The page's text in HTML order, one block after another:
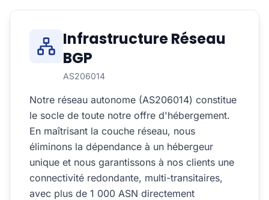
Infrastructure Réseau
BGP
AS206014
Notre réseau autonome (AS206014) constitue
le socle de toute notre offre d'hébergement.
En maîtrisant la couche réseau, nous
éliminons la dépendance à un hébergeur
unique et nous garantissons à nos clients une
connectivité redondante, multi-transitaires,
avec plus de 1 000 ASN directement